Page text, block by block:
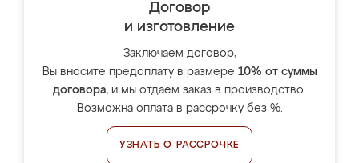
Договор
и изготовление
Заключаем договор,
Вы вносите предоплату в размере 10% от суммы
договора, и мы отдаём заказ в производство.
Возможна оплата в рассрочку без %.
УЗНАТЬ О РАССРОЧКЕ